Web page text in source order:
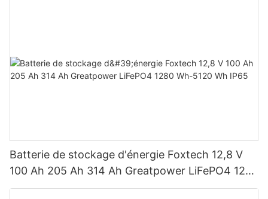
Batterie de stockage d'énergie Foxtech 12,8 V
100 Ah 205 Ah 314 Ah Greatpower LiFePO4 1280
Wh-5120 Wh IP65